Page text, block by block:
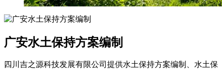
广安水土保持方案编制
四川吉之源科技发展有限公司提供水土保持方案编制、水土保